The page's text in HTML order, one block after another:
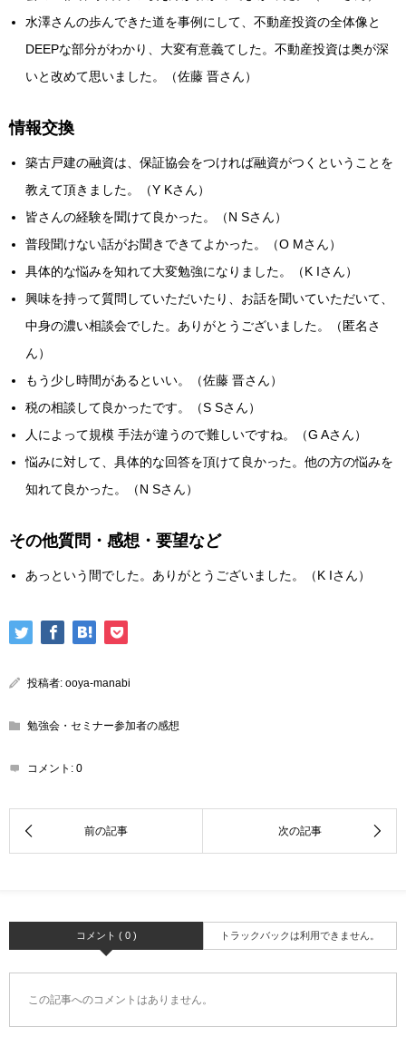
水澤さんの歩んできた道を事例にして、不動産投資の全体像と
DEEPな部分がわかり、大変有意義てした。不動産投資は奥が深
いと改めて思いました。（佐藤 晋さん）
情報交換
築古戸建の融資は、保証協会をつければ融資がつくということを
教えて頂きました。（Y Kさん）
皆さんの経験を聞けて良かった。（N Sさん）
普段聞けない話がお聞きできてよかった。（O Mさん）
具体的な悩みを知れて大変勉強になりました。（K Iさん）
興味を持って質問していただいたり、お話を聞いていただいて、
中身の濃い相談会でした。ありがとうございました。（匿名さ
ん）
もう少し時間があるといい。（佐藤 晋さん）
税の相談して良かったです。（S Sさん）
人によって規模 手法が違うので難しいですね。（G Aさん）
悩みに対して、具体的な回答を頂けて良かった。他の方の悩みを
知れて良かった。（N Sさん）
その他質問・感想・要望など
あっという間でした。ありがとうございました。（K Iさん）
投稿者: ooya-manabi
勉強会・セミナー参加者の感想
コメント: 0
コメント ( 0 ) トラックバックは利用できません。
この記事へのコメントはありません。